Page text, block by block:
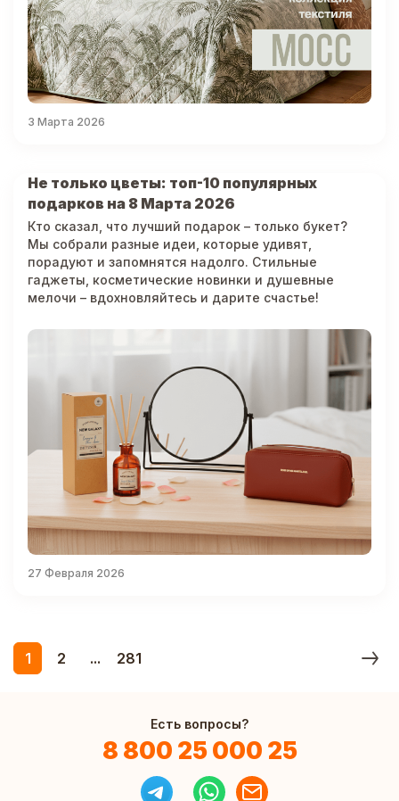
3 Марта 2026
27 Февраля 2026
Не только цветы: топ-10 популярных
подарков на 8 Марта 2026
Кто сказал, что лучший подарок – только букет?
Мы собрали разные идеи, которые удивят,
порадуют и запомнятся надолго. Стильные
гаджеты, косметические новинки и душевные
мелочи – вдохновляйтесь и дарите счастье!
1 2 ... 281
Есть вопросы?
8 800 25 000 25